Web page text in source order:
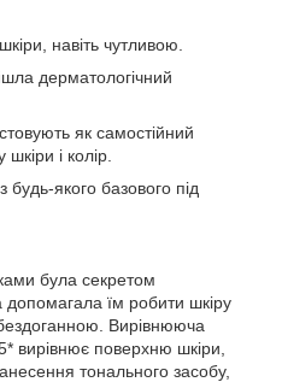
навіть чутливою.
дерматологічний
як самостійний
і колір.
якого базового під
була секретом
допомагала їм робити шкіру
Вирівнююча
вирівнює поверхню шкіри,
тонального засобу,